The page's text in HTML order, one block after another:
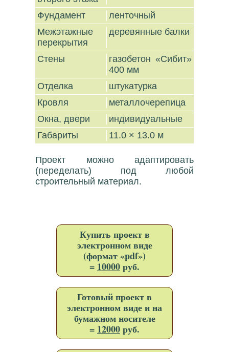
Фундамент
ленточный
Межэтажные
перекрытия
деревянные балки
Стены
газобетон «Сибит»
400 мм
Отделка
штукатурка
Кровля
металлочерепица
Окна, двери
индивидуальные
Габариты
11.0 × 13.0 м
Проект можно адаптировать
(переделать) под любой
строительный материал.
Купить проект в
электронном виде
(формат «pdf»)
= 10000руб.
Готовый проект в
электронном виде и на
бумажном носителе
= 12000руб.